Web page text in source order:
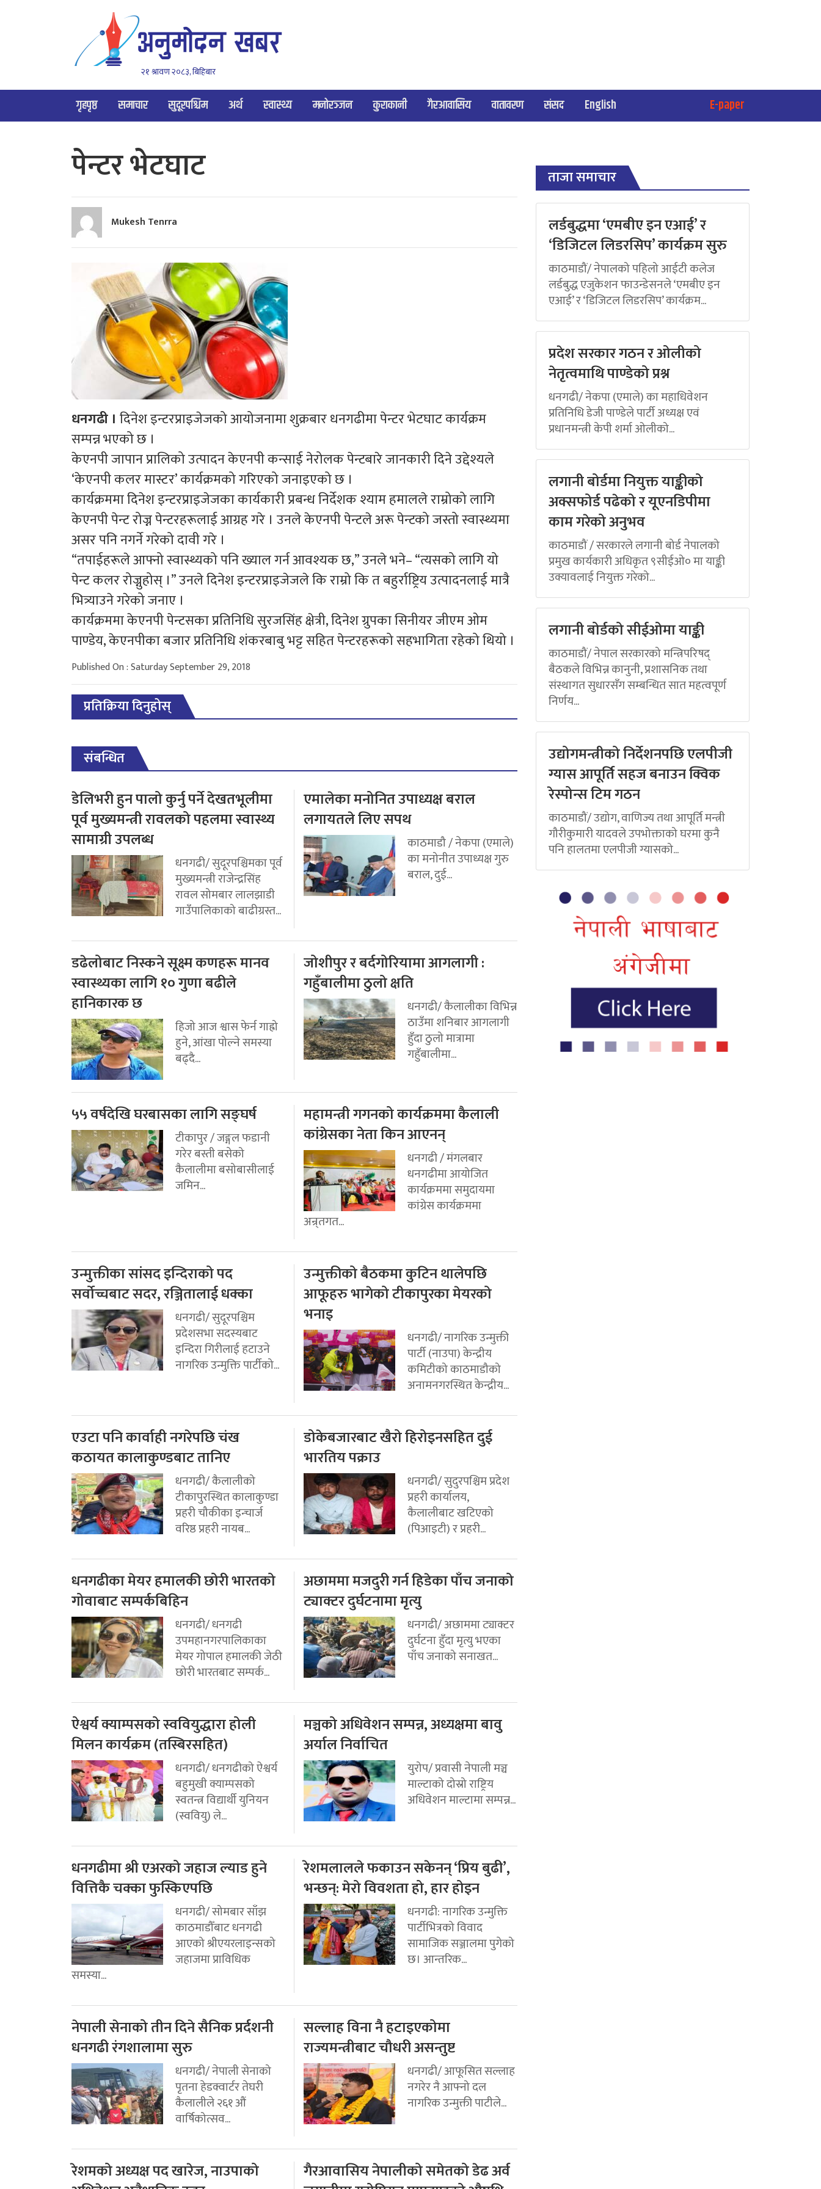
२१ श्रावण २०८३, बिहिबार
गृहपृष्ठ समाचार सुदूरपश्चिम अर्थ स्वास्थ्य मनोरञ्जन कुराकानी गैरआवासिय वातावरण संसद English E-paper
पेन्टर भेटघाट
Mukesh Tenrra
धनगढी । दिनेश इन्टरप्राइजेजको आयोजनामा शुक्रबार धनगढीमा पेन्टर भेटघाट कार्यक्रम
सम्पन्न भएको छ ।
केएनपी जापान प्रालिको उत्पादन केएनपी कन्साई नेरोलक पेन्टबारे जानकारी दिने उद्देश्यले
‘केएनपी कलर मास्टर’ कार्यक्रमको गरिएको जनाइएको छ ।
कार्यक्रममा दिनेश इन्टरप्राइजेजका कार्यकारी प्रबन्ध निर्देशक श्याम हमालले राम्रोको लागि
केएनपी पेन्ट रोज्न पेन्टरहरूलाई आग्रह गरे । उनले केएनपी पेन्टले अरू पेन्टको जस्तो स्वास्थ्यमा
असर पनि नगर्ने गरेको दावी गरे ।
“तपाईहरूले आफ्नो स्वास्थ्यको पनि ख्याल गर्न आवश्यक छ,” उनले भने– “त्यसको लागि यो
पेन्ट कलर रोज्नुहोस् ।” उनले दिनेश इन्टरप्राइजेजले कि राम्रो कि त बहुर्राष्ट्रिय उत्पादनलाई मात्रै
भित्र्याउने गरेको जनाए ।
कार्यक्रममा केएनपी पेन्टसका प्रतिनिधि सुरजसिंह क्षेत्री, दिनेश ग्रुपका सिनीयर जीएम ओम
पाण्डेय, केएनपीका बजार प्रतिनिधि शंकरबाबु भट्ट सहित पेन्टरहरूको सहभागिता रहेको थियो ।
Published On : Saturday September 29, 2018
प्रतिक्रिया दिनुहोस्
संबन्धित
डेलिभरी हुन पालो कुर्नु पर्ने देखतभूलीमा
पूर्व मुख्यमन्त्री रावलको पहलमा स्वास्थ्य
सामाग्री उपलब्ध
धनगढी/ सुदूरपश्चिमका पूर्व
मुख्यमन्त्री राजेन्द्रसिंह
रावल सोमबार लालझाडी
गाउँपालिकाको बाढीग्रस्त...
एमालेका मनोनित उपाध्यक्ष बराल
लगायतले लिए सपथ
काठमाडौ / नेकपा (एमाले)
का मनोनीत उपाध्यक्ष गुरु
बराल, दुई...
डढेलोबाट निस्कने सूक्ष्म कणहरू मानव
स्वास्थ्यका लागि १० गुणा बढीले
हानिकारक छ
हिजो आज श्वास फेर्न गाह्रो
हुने, आंखा पोल्ने समस्या
बढ्दै...
जोशीपुर र बर्दगोरियामा आगलागी :
गहुँबालीमा ठुलो क्षति
धनगढी/ कैलालीका विभिन्न
ठाउँमा शनिबार आगलागी
हुँदा ठुलो मात्रामा
गहुँबालीमा...
५५ वर्षदेखि घरबासका लागि सङ्घर्ष
टीकापुर / जङ्गल फडानी
गरेर बस्ती बसेको
कैलालीमा बसोबासीलाई
जमिन...
महामन्त्री गगनको कार्यक्रममा कैलाली
कांग्रेसका नेता किन आएनन्
धनगढी / मंगलबार
धनगढीमा आयोजित
कार्यक्रममा समुदायमा
कांग्रेस कार्यक्रममा
अन्र्तगत...
उन्मुक्तीका सांसद इन्दिराको पद
सर्वोच्चबाट सदर, रञ्जितालाई धक्का
धनगढी/ सुदूरपश्चिम
प्रदेशसभा सदस्यबाट
इन्दिरा गिरीलाई हटाउने
नागरिक उन्मुक्ति पार्टीको...
उन्मुक्तीको बैठकमा कुटिन थालेपछि
आफूहरु भागेको टीकापुरका मेयरको
भनाइ
धनगढी/ नागरिक उन्मुक्ती
पार्टी (नाउपा) केन्द्रीय
कमिटीको काठमाडौको
अनामनगरस्थित केन्द्रीय...
एउटा पनि कार्वाही नगरेपछि चंख
कठायत कालाकुण्डबाट तानिए
धनगढी/ कैलालीको
टीकापुरस्थित कालाकुण्डा
प्रहरी चौकीका इन्चार्ज
वरिष्ठ प्रहरी नायब...
डोकेबजारबाट खैरो हिरोइनसहित दुई
भारतिय पक्राउ
धनगढी/ सुदुरपश्चिम प्रदेश
प्रहरी कार्यालय,
कैलालीबाट खटिएको
(पिआइटी) र प्रहरी...
धनगढीका मेयर हमालकी छोरी भारतको
गोवाबाट सम्पर्कबिहिन
धनगढी/ धनगढी
उपमहानगरपालिकाका
मेयर गोपाल हमालकी जेठी
छोरी भारतबाट सम्पर्क...
अछाममा मजदुरी गर्न हिडेका पाँच जनाको
ट्याक्टर दुर्घटनामा मृत्यु
धनगढी/ अछाममा ट्याक्टर
दुर्घटना हुँदा मृत्यु भएका
पाँच जनाको सनाखत...
ऐश्वर्य क्याम्पसको स्ववियुद्धारा होली
मिलन कार्यक्रम (तस्बिरसहित)
धनगढी/ धनगढीको ऐश्वर्य
बहुमुखी क्याम्पसको
स्वतन्त्र विद्यार्थी युनियन
(स्ववियु) ले...
मञ्चको अधिवेशन सम्पन्न, अध्यक्षमा बावु
अर्याल निर्वाचित
युरोप/ प्रवासी नेपाली मञ्च
माल्टाको दोस्रो राष्ट्रिय
अधिवेशन माल्टामा सम्पन्न...
धनगढीमा श्री एअरको जहाज ल्याड हुने
वित्तिकै चक्का फुस्किएपछि
धनगढी/ सोमबार साँझ
काठमाडौँबाट धनगढी
आएको श्रीएयरलाइन्सको
जहाजमा प्राविधिक
समस्या...
रेशमलालले फकाउन सकेनन् ‘प्रिय बुढी’,
भन्छन्: मेरो विवशता हो, हार होइन
धनगढी: नागरिक उन्मुक्ति
पार्टीभित्रको विवाद
सामाजिक सञ्जालमा पुगेको
छ। आन्तरिक...
नेपाली सेनाको तीन दिने सैनिक प्रर्दशनी
धनगढी रंगशालामा सुरु
धनगढी/ नेपाली सेनाको
पृतना हेडक्वार्टर तेघरी
कैलालीले २६१ औं
वार्षिकोत्सव...
सल्लाह विना नै हटाइएकोमा
राज्यमन्त्रीबाट चौधरी असन्तुष्ट
धनगढी/ आफूसित सल्लाह
नगरेर नै आफ्नो दल
नागरिक उन्मुक्ती पाटीले...
रेशमको अध्यक्ष पद खारेज, नाउपाको
गैरआवासिय नेपालीको समेतको डेढ अर्व
ताजा समाचार
लर्डबुद्धमा ‘एमबीए इन एआई’ र
‘डिजिटल लिडरसिप’ कार्यक्रम सुरु
काठमाडौं/ नेपालको पहिलो आईटी कलेज
लर्डबुद्ध एजुकेशन फाउन्डेसनले ‘एमबीए इन
एआई’ र ‘डिजिटल लिडरसिप’ कार्यक्रम...
प्रदेश सरकार गठन र ओलीको
नेतृत्वमाथि पाण्डेको प्रश्न
धनगढी/ नेकपा (एमाले) का महाधिवेशन
प्रतिनिधि डेजी पाण्डेले पार्टी अध्यक्ष एवं
प्रधानमन्त्री केपी शर्मा ओलीको...
लगानी बोर्डमा नियुक्त याङ्कीको
अक्सफोर्ड पढेको र यूएनडिपीमा
काम गरेको अनुभव
काठमाडौं / सरकारले लगानी बोर्ड नेपालको
प्रमुख कार्यकारी अधिकृत ९सीईओ० मा याङ्की
उक्यावलाई नियुक्त गरेको...
लगानी बोर्डको सीईओमा याङ्की
काठमाडौं/ नेपाल सरकारको मन्त्रिपरिषद्
बैठकले विभिन्न कानुनी, प्रशासनिक तथा
संस्थागत सुधारसँग सम्बन्धित सात महत्वपूर्ण
निर्णय...
उद्योगमन्त्रीको निर्देशनपछि एलपीजी
ग्यास आपूर्ति सहज बनाउन क्विक
रेस्पोन्स टिम गठन
काठमाडौं/ उद्योग, वाणिज्य तथा आपूर्ति मन्त्री
गौरीकुमारी यादवले उपभोक्ताको घरमा कुनै
पनि हालतमा एलपीजी ग्यासको...